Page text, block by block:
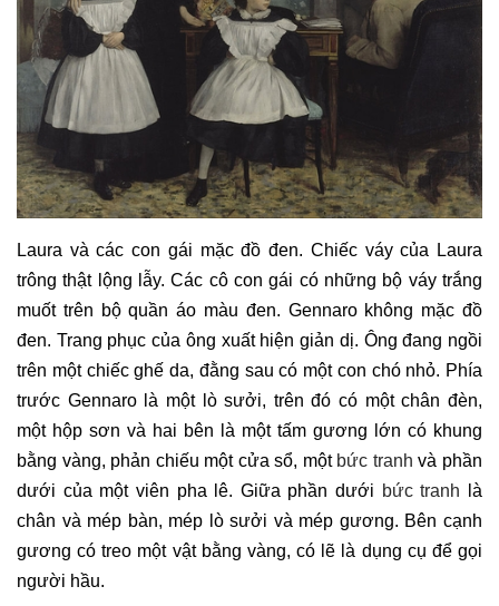
Laura và các con gái mặc đồ đen. Chiếc váy của Laura
trông thật lộng lẫy. Các cô con gái có những bộ váy trắng
muốt trên bộ quần áo màu đen. Gennaro không mặc đồ
đen. Trang phục của ông xuất hiện giản dị. Ông đang ngồi
trên một chiếc ghế da, đằng sau có một con chó nhỏ. Phía
trước Gennaro là một lò sưởi, trên đó có một chân đèn,
một hộp sơn và hai bên là một tấm gương lớn có khung
bằng vàng, phản chiếu một cửa sổ, một bức tranh và phần
dưới của một viên pha lê. Giữa phần dưới bức tranh là
chân và mép bàn, mép lò sưởi và mép gương. Bên cạnh
gương có treo một vật bằng vàng, có lẽ là dụng cụ để gọi
người hầu.